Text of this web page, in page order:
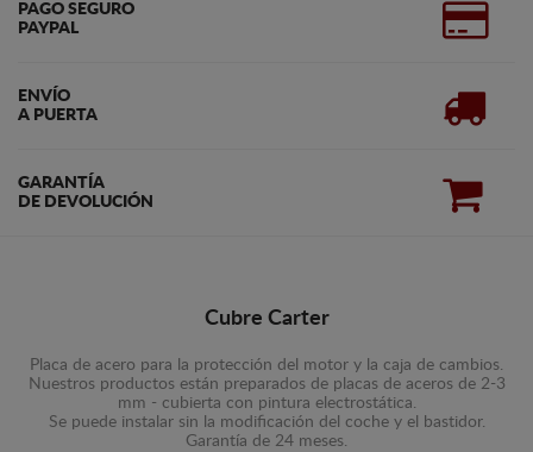
PAGO SEGURO
PAYPAL
ENVÍO
A PUERTA
GARANTÍA
DE DEVOLUCIÓN
Cubre Carter
Placa de acero para la protección del motor y la caja de cambios.
Nuestros productos están preparados de placas de aceros de 2-3
mm - cubierta con pintura electrostática.
Se puede instalar sin la modificación del coche y el bastidor.
Garantía de 24 meses.